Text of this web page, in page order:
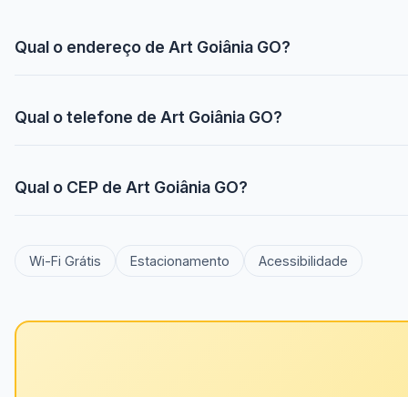
Qual o endereço de Art Goiânia GO?
Qual o telefone de Art Goiânia GO?
Qual o CEP de Art Goiânia GO?
Wi-Fi Grátis Estacionamento Acessibilidade